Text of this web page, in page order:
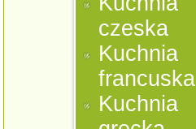
czeska
Kuchnia
francuska
Kuchnia